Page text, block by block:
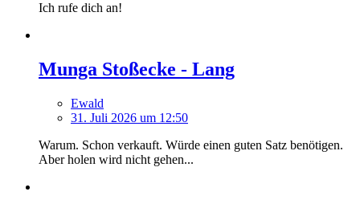
Ich rufe dich an!
Munga Stoßecke - Lang
Ewald
31. Juli 2026 um 12:50
Warum. Schon verkauft. Würde einen guten Satz benötigen.
Aber holen wird nicht gehen...